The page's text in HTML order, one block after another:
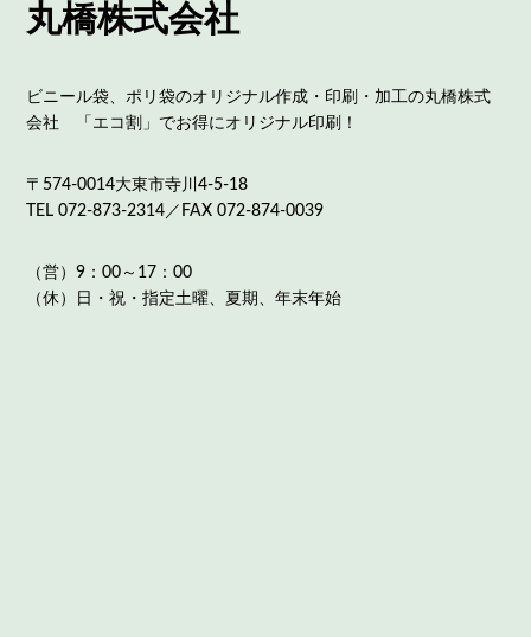
丸橋株式会社
ビニール袋、ポリ袋のオリジナル作成・印刷・加工の丸橋株式
会社 「エコ割」でお得にオリジナル印刷！
〒574-0014大東市寺川4-5-18
TEL 072-873-2314／FAX 072-874-0039
（営）9：00～17：00
（休）日・祝・指定土曜、夏期、年末年始